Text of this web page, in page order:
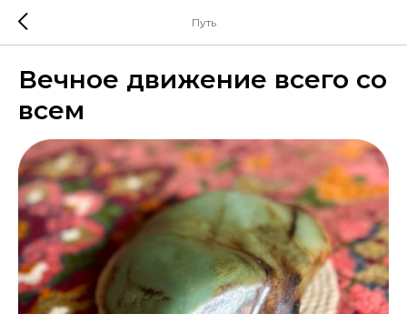
Путь
Вечное движение всего со
всем